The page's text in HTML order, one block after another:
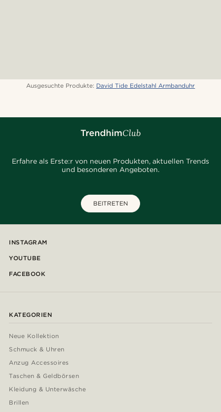
Ausgesuchte Produkte: David Tide Edelstahl Armbanduhr
Erfahre als Erste:r von neuen Produkten, aktuellen Trends
und besonderen Angeboten.
BEITRETEN
INSTAGRAM
YOUTUBE
FACEBOOK
KATEGORIEN
Neue Kollektion
Schmuck & Uhren
Anzug Accessoires
Taschen & Geldbörsen
Kleidung & Unterwäsche
Brillen